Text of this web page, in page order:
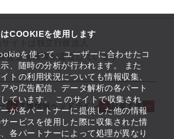
COOKIEを使用します
を使って、ユーザーに合わせたコ
、随時の分析が行われます。 また
トの利用状況についても情報収集、
や広告配信、データ解析の各パート
ています。 このサイトで収集され
が各パートナーに提供した他の情報
ービスを使用した際に収集された情
各パートナーによって処理が異なり
盤整備機構が運営しています
支援情報ヘッドライン
起業支援